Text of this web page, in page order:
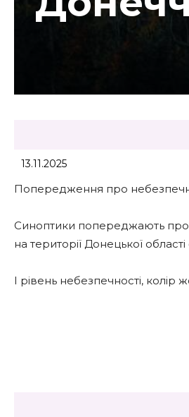
13.11.2025
Попередження про
Синоптики попереджають про
на території Донецької
І рівень небезпечності, колір